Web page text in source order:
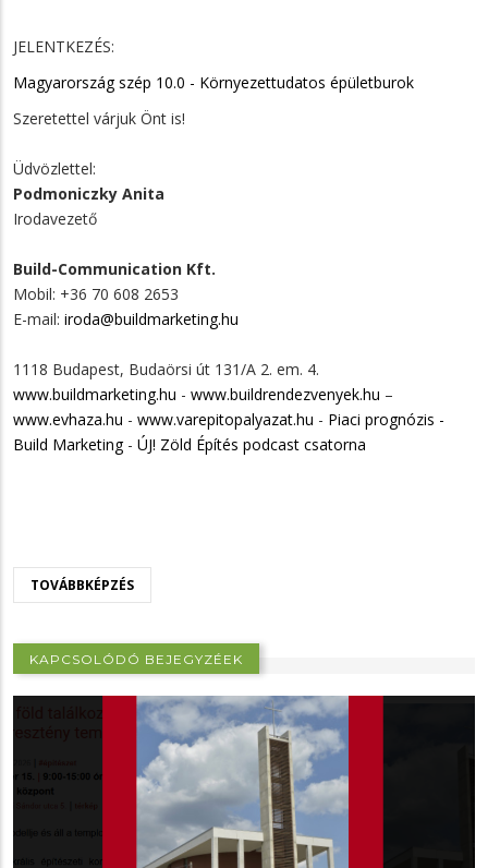
JELENTKEZÉS:
Magyarország szép 10.0 - Környezettudatos épületburok
Szeretettel várjuk Önt is!
Üdvözlettel:
Podmoniczky Anita
Irodavezető
Build-Communication Kft.
Mobil: +36 70 608 2653
E-mail: iroda@buildmarketing.hu
1118 Budapest, Budaörsi út 131/A 2. em. 4.
www.buildmarketing.hu - www.buildrendezvenyek.hu –
www.evhaza.hu - www.varepitopalyazat.hu - Piaci prognózis -
Build Marketing- ÚJ! Zöld Építés podcast csatorna
TOVÁBBKÉPZÉS
KAPCSOLÓDÓ BEJEGYZÉEK